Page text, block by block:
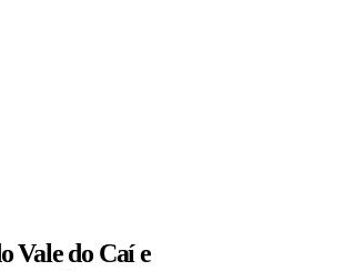
Vale do Caí e